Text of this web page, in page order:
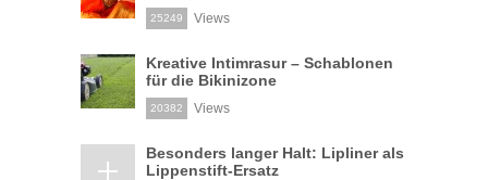
25249 Views
Kreative Intimrasur – Schablonen
für die Bikinizone
20382 Views
Besonders langer Halt: Lipliner als
Lippenstift-Ersatz